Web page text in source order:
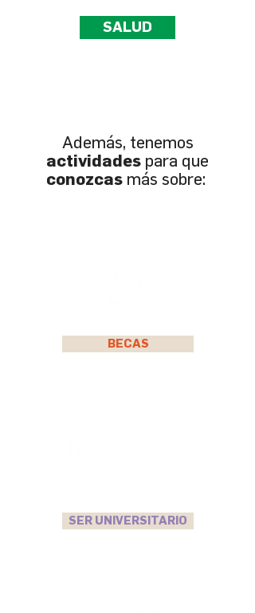
SALUD
Además, tenemos
actividades para que
conozcas más sobre:
BECAS
SER UNIVERSITARIO